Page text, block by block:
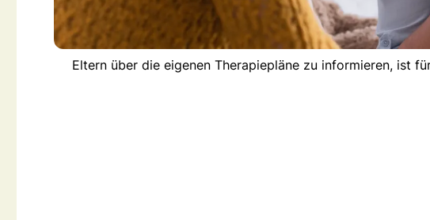
Eltern über die eigenen Therapiepläne zu informieren, ist